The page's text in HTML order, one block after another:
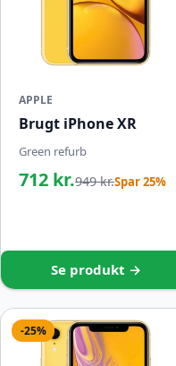
APPLE
Brugt iPhone XR
Green refurb
712 kr.949 kr.Spar 25%
Se produkt →
-25%